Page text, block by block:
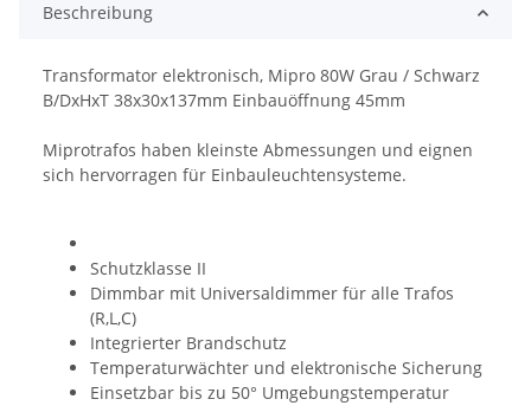
Beschreibung
Transformator elektronisch, Mipro 80W Grau / Schwarz
B/DxHxT 38x30x137mm Einbauöffnung 45mm
Miprotrafos haben kleinste Abmessungen und eignen
sich hervorragen für Einbauleuchtensysteme.
Schutzklasse II
Dimmbar mit Universaldimmer für alle Trafos
(R,L,C)
Integrierter Brandschutz
Temperaturwächter und elektronische Sicherung
Einsetzbar bis zu 50° Umgebungstemperatur